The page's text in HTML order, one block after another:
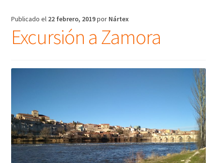
Publicado el 22 febrero, 2019por Nártex
Excursión a Zamora